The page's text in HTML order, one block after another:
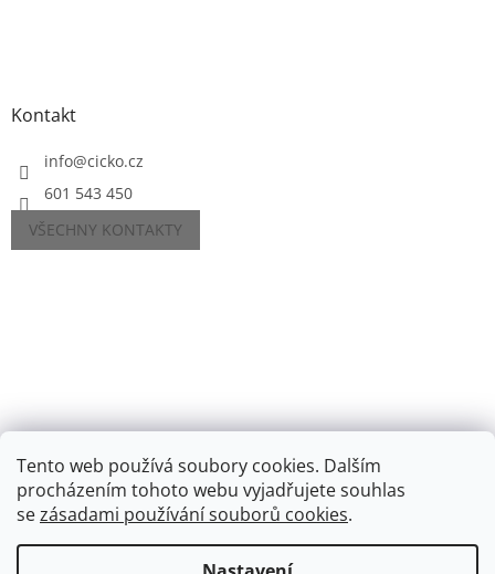
Tento web používá soubory cookies. Dalším
procházením tohoto webu vyjadřujete souhlas
sezásadami používání souborů cookies.
Kontakt
info@cicko.cz
601 543 450
VŠECHNY KONTAKTY